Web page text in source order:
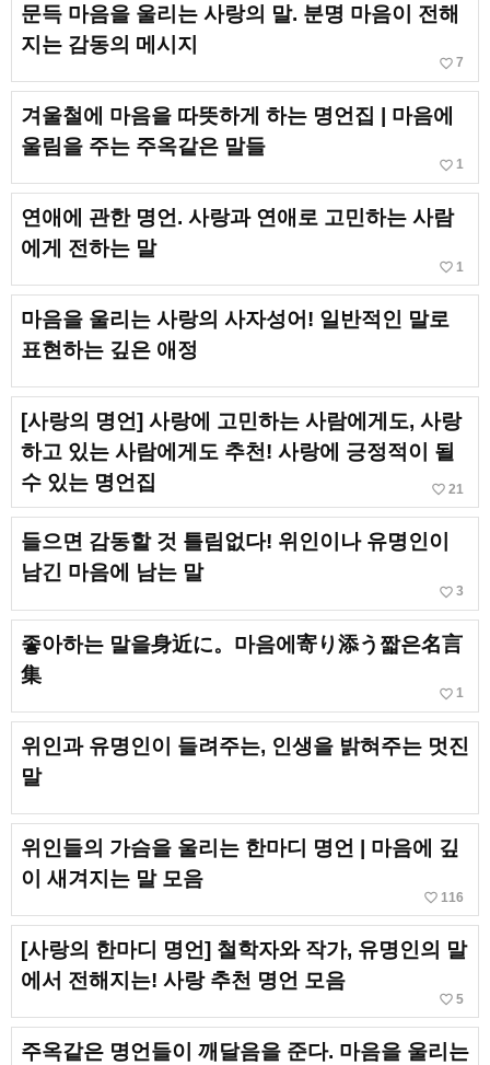
문득 마음을 울리는 사랑의 말. 분명 마음이 전해
지는 감동의 메시지
favorite_border 7
겨울철에 마음을 따뜻하게 하는 명언집 | 마음에
울림을 주는 주옥같은 말들
favorite_border 1
연애에 관한 명언. 사랑과 연애로 고민하는 사람
에게 전하는 말
favorite_border 1
마음을 울리는 사랑의 사자성어! 일반적인 말로
표현하는 깊은 애정
[사랑의 명언] 사랑에 고민하는 사람에게도, 사랑
하고 있는 사람에게도 추천! 사랑에 긍정적이 될
수 있는 명언집
favorite_border 21
들으면 감동할 것 틀림없다! 위인이나 유명인이
남긴 마음에 남는 말
favorite_border 3
좋아하는 말을身近に。마음에寄り添う짧은名言
集
favorite_border 1
위인과 유명인이 들려주는, 인생을 밝혀주는 멋진
말
위인들의 가슴을 울리는 한마디 명언 | 마음에 깊
이 새겨지는 말 모음
favorite_border 116
[사랑의 한마디 명언] 철학자와 작가, 유명인의 말
에서 전해지는! 사랑 추천 명언 모음
favorite_border 5
주옥같은 명언들이 깨달음을 준다. 마음을 울리는